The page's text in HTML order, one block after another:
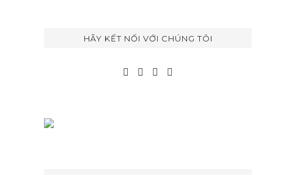
HÃY KẾT NỐI VỚI CHÚNG TÔI